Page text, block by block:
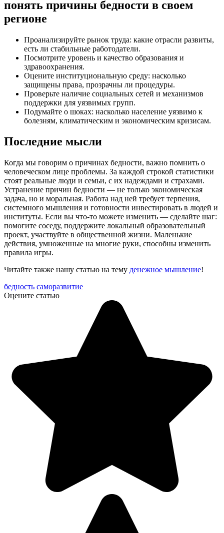
понять причины бедности в своем
регионе
Проанализируйте рынок труда: какие отрасли развиты,
есть ли стабильные работодатели.
Посмотрите уровень и качество образования и
здравоохранения.
Оцените институциональную среду: насколько
защищены права, прозрачны ли процедуры.
Проверьте наличие социальных сетей и механизмов
поддержки для уязвимых групп.
Подумайте о шоках: насколько население уязвимо к
болезням, климатическим и экономическим кризисам.
Последние мысли
Когда мы говорим о причинах бедности, важно помнить о
человеческом лице проблемы. За каждой строкой статистики
стоят реальные люди и семьи, с их надеждами и страхами.
Устранение причин бедности — не только экономическая
задача, но и моральная. Работа над ней требует терпения,
системного мышления и готовности инвестировать в людей и
институты. Если вы что-то можете изменить — сделайте шаг:
помогите соседу, поддержите локальный образовательный
проект, участвуйте в общественной жизни. Маленькие
действия, умноженные на многие руки, способны изменить
правила игры.
Читайте также нашу статью на тему денежное мышление!
бедность саморазвитие
Оцените статью